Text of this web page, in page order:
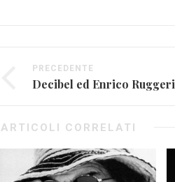
PRECEDENTE
ARTICOLI CORRELATI